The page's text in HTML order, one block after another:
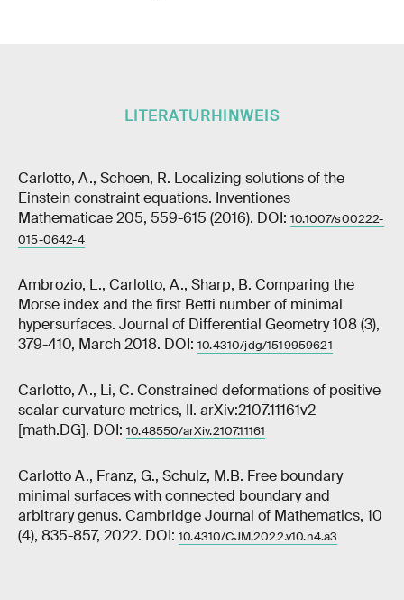
LITERATURHINWEIS
Carlotto, A., Schoen, R. Localizing solutions of the
Einstein constraint equations. Inventiones
Mathematicae 205, 559-615 (2016). DOI: 10.1007/s00222-
015-0642-4
Ambrozio, L., Carlotto, A., Sharp, B. Comparing the
Morse index and the first Betti number of minimal
hypersurfaces. Journal of Differential Geometry 108 (3),
379-410, March 2018. DOI: 10.4310/jdg/1519959621
Carlotto, A., Li, C. Constrained deformations of positive
scalar curvature metrics, II. arXiv:2107.11161v2
[math.DG]. DOI: 10.48550/arXiv.2107.11161
Carlotto A., Franz, G., Schulz, M.B. Free boundary
minimal surfaces with connected boundary and
arbitrary genus. Cambridge Journal of Mathematics, 10
(4), 835-857, 2022. DOI: 10.4310/CJM.2022.v10.n4.a3